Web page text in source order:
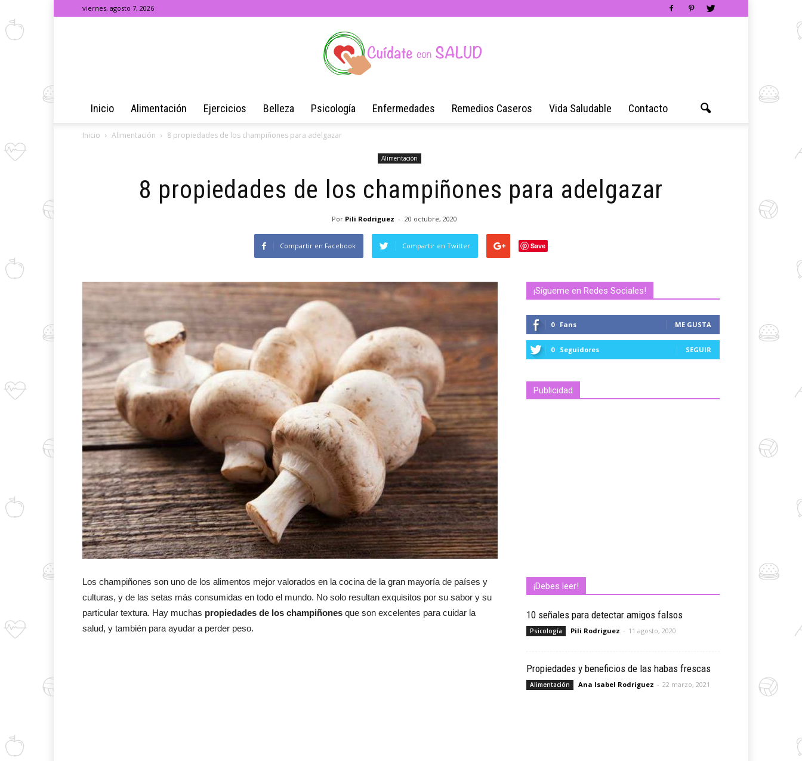
viernes, agosto 7, 2026
de
Bienestar
|
Cuídate
Inicio Alimentación Ejercicios Belleza Psicología Enfermedades Remedios Caseros Vida Saludable Contacto
Inicio Alimentación 8 propiedades de los champiñones para adelgazar
Alimentación
8 propiedades de los champiñones para adelgazar
Por Pili Rodriguez - 20 octubre, 2020
Compartir en Facebook Compartir en Twitter Save
Los champiñones son uno de los alimentos mejor valorados en la cocina de la gran mayoría de países y
culturas, y de las setas más consumidas en todo el mundo. No solo resultan exquisitos por su sabor y su
particular textura. Hay muchas propiedades de los champiñones que son excelentes para cuidar la
salud, y también para ayudar a perder peso.
¡Sígueme en Redes Sociales!
0 Fans ME GUSTA
0 Seguidores SEGUIR
Publicidad
¡Debes leer!
10 señales para detectar amigos falsos
Psicología Pili Rodriguez - 11 agosto, 2020
Propiedades y beneficios de las habas frescas
Alimentación Ana Isabel Rodriguez - 22 marzo, 2021